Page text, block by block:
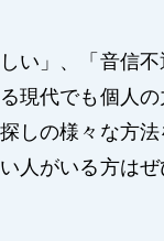
い」、「音信
現代でも個人
しの様々な方
人がいる方は